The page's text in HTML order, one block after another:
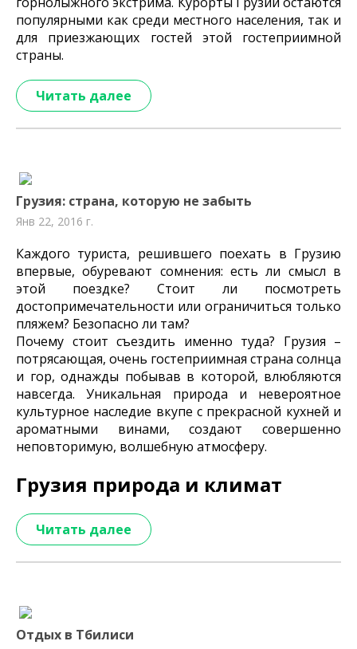
популярными как среди местного населения, так и
для приезжающих гостей этой гостеприимной
страны.
Читать далее
Грузия: страна, которую не забыть
Янв 22, 2016 г.
Каждого туриста, решившего поехать в Грузию
впервые, обуревают сомнения: есть ли смысл в
этой поездке? Стоит ли посмотреть
достопримечательности или ограничиться только
пляжем? Безопасно ли там?
Почему стоит съездить именно туда? Грузия –
потрясающая, очень гостеприимная страна солнца
и гор, однажды побывав в которой, влюбляются
навсегда. Уникальная природа и невероятное
культурное наследие вкупе с прекрасной кухней и
ароматными винами, создают совершенно
неповторимую, волшебную атмосферу.
Грузия природа и климат
Читать далее
Отдых в Тбилиси